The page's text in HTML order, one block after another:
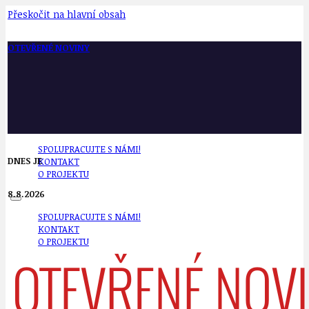
Přeskočit na hlavní obsah
OTEVŘENÉ NOVINY
SPOLUPRACUJTE S NÁMI!
KONTAKT
O PROJEKTU
SPOLUPRACUJTE S NÁMI!
KONTAKT
O PROJEKTU
DNES JE
8.8.2026